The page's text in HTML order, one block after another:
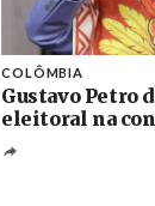
COLÔMBIA
Gustavo Petro
eleitoral na